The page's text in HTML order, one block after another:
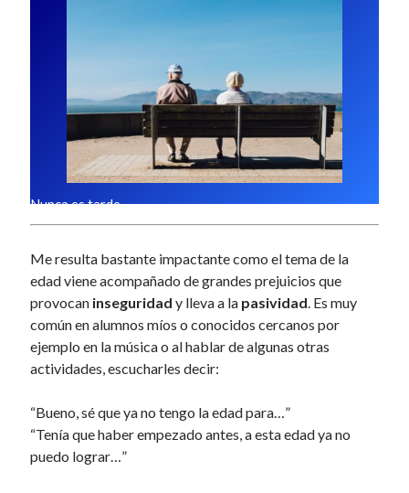
Práctica(9)
trabajo interno
(9)
Comentarios recientes
generic tadalafil 20mgenEl efecto mariposa
B
u
s
r
Nunca es tarde
Me resulta bastante impactante como el tema de la
edad viene acompañado de grandes prejuicios que
provocan inseguridad y lleva a la pasividad. Es muy
común en alumnos míos o conocidos cercanos por
ejemplo en la música o al hablar de algunas otras
actividades, escucharles decir:
“Bueno, sé que ya no tengo la edad para…”
“Tenía que haber empezado antes, a esta edad ya no
puedo lograr…”